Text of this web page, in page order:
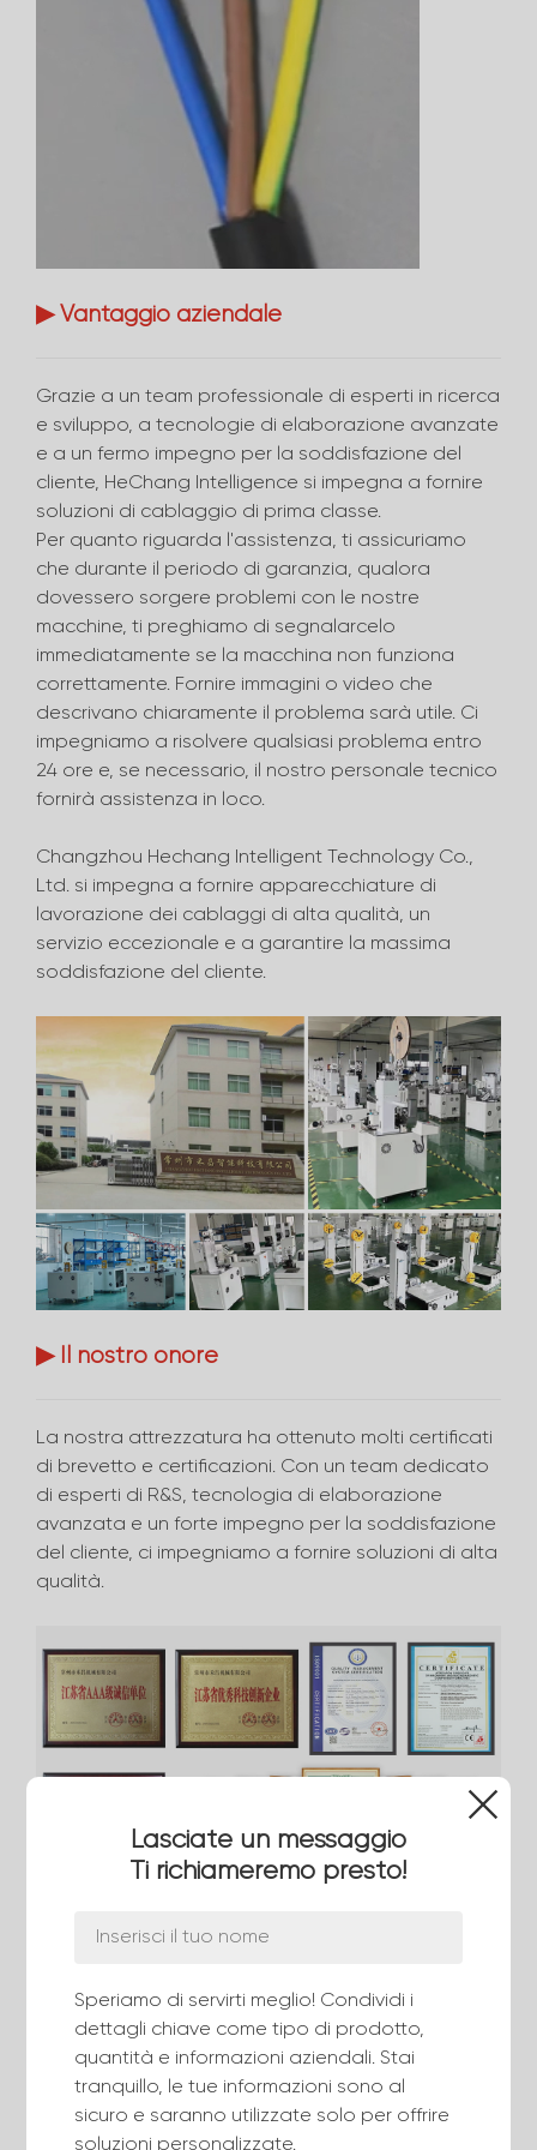
▶ Vantaggio aziendale
Grazie a un team professionale di esperti in ricerca
e sviluppo, a tecnologie di elaborazione avanzate
e a un fermo impegno per la soddisfazione del
cliente, HeChang Intelligence si impegna a fornire
soluzioni di cablaggio di prima classe.
Per quanto riguarda l'assistenza, ti assicuriamo
che durante il periodo di garanzia, qualora
dovessero sorgere problemi con le nostre
macchine, ti preghiamo di segnalarcelo
immediatamente se la macchina non funziona
correttamente. Fornire immagini o video che
descrivano chiaramente il problema sarà utile. Ci
impegniamo a risolvere qualsiasi problema entro
24 ore e, se necessario, il nostro personale tecnico
fornirà assistenza in loco.
Changzhou Hechang Intelligent Technology Co.,
Ltd. si impegna a fornire apparecchiature di
lavorazione dei cablaggi di alta qualità, un
servizio eccezionale e a garantire la massima
soddisfazione del cliente.
▶ Il nostro onore
La nostra attrezzatura ha ottenuto molti certificati
di brevetto e certificazioni. Con un team dedicato
di esperti di R&S, tecnologia di elaborazione
avanzata e un forte impegno per la soddisfazione
del cliente, ci impegniamo a fornire soluzioni di alta
qualità.
▶ Domande frequenti
Quali sono le parti soggette a usura?
Lama e cinghia. Per maggiori informazioni sui
pezzi di ricambio, contattateci.
Lasciate un messaggio
Ti richiameremo presto!
Speriamo di servirti meglio! Condividi i
dettagli chiave come tipo di prodotto,
quantità e informazioni aziendali. Stai
tranquillo, le tue informazioni sono al
sicuro e saranno utilizzate solo per offrire
soluzioni personalizzate.